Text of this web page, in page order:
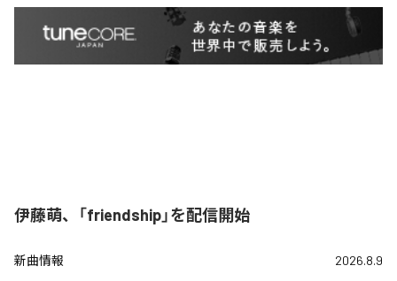
伊藤萌、「friendship」を配信開始
新曲情報 2026.8.9